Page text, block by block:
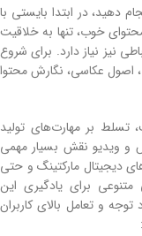
دهید، در ابتدا بایستی با
خوب، تنها به خلاقیت
نیز نیاز دارد. برای شروع
اصول عکاسی، نگارش محتوا
تسلط بر مهارت‌های تولید
و ویدیو نقش بسیار مهمی
دیجیتال مارکتینگ و حتی
برای یادگیری این
و تعامل بالای کاربران